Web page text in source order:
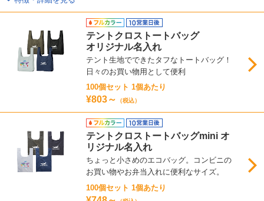
テントクロストートバッグ
オリジナル名入れ
テント生地でできたタフなトートバッグ！
日々のお買い物用として便利
100個セット 1個あたり
¥803～ （税込）
テントクロストートバッグmini オ
リジナル名入れ
ちょっと小さめのエコバッグ。コンビニの
お買い物やお弁当入れに便利なサイズ。
100個セット 1個あたり